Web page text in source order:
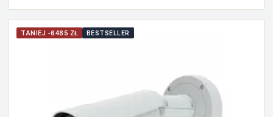
TANIEJ -6485 ZŁ BESTSELLER